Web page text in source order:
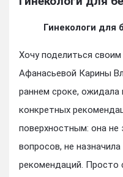
Гинекологи для
Хочу поделиться
Афанасьевой Карины
раннем сроке, ожидала
конкретных
поверхностным: она не
вопросов, не
рекомендаций. Просто